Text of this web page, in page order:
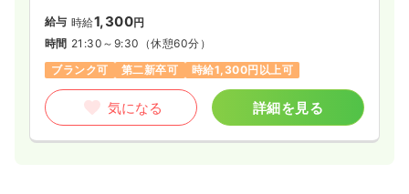
給与 時給1,300円
時間 21:30～9:30 （休憩60分）
ブランク可
第二新卒可 時給1,300円以上可
気になる 詳細を見る